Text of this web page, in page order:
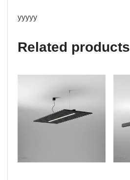
yyyyy
Related products